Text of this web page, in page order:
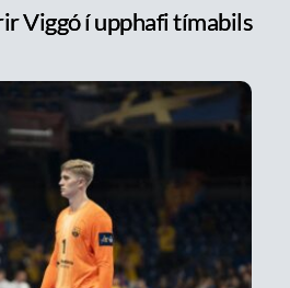
Viggó í upphafi tímabils